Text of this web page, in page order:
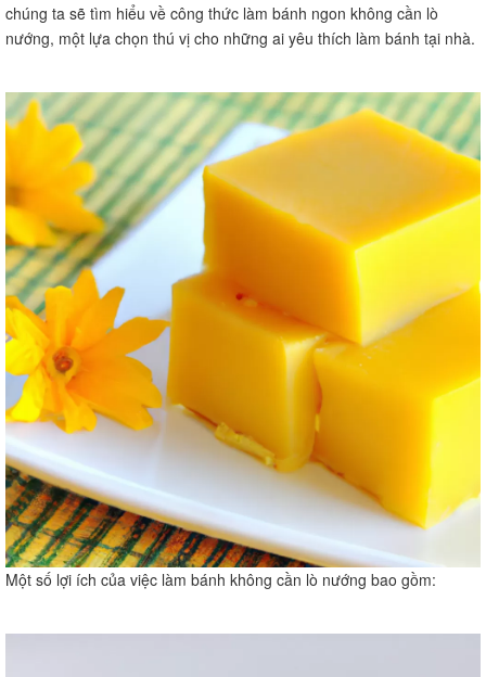
chúng ta sẽ tìm hiểu về công thức làm bánh ngon không cần lò
nướng, một lựa chọn thú vị cho những ai yêu thích làm bánh tại nhà.
Một số lợi ích của việc làm bánh không cần lò nướng bao gồm: